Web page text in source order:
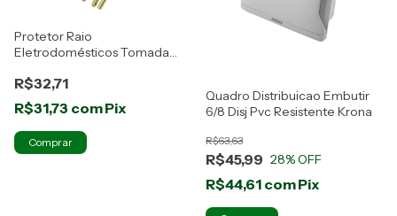
Protetor Raio
Eletrodomésticos Tomada
R$32,71
R$31,73 comPix
Quadro Distribuicao Embutir
6/8 Disj Pvc Resistente Krona
R$45,99
R$63,63
28% OFF
R$44,61 comPix